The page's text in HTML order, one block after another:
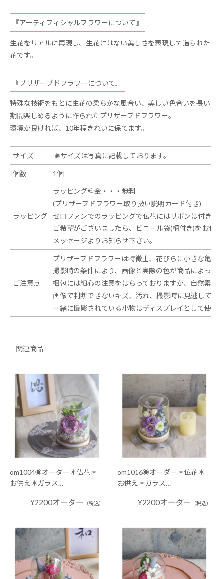
『アーティフィシャルフラワーについて』
生花をリアルに再現し、生花にはない美しさを表現して造られた
花です。
『プリザーブドフラワーについて』
特殊な技術をもとに生花の柔らかな風合い、美しい色合いを長い
期間楽しめるように作られたプリザーブドフラワー。
環境が良ければ、10年程きれいに保てます。
サイズ ✺サイズは写真に記載しております。
個数 1個
ラッピング
ラッピング料金・・・無料
(プリザーブドフラワー取り扱い説明カード付き)
セロファンでのラッピングで仏花にはリボンは付きま
ご希望がございましたら、ビニール袋(柄付き)をお付
メッセージよりお知らせ下さい。
ご注意点
プリザーブドフラワーは特徴上、花びらに小さな亀
撮影時の条件により、画像と実際の色が商品によって
梱包には細心の注意をはらっておりますが、自然素
画像で判断できないキズ、汚れ、撮影時に見逃して
一緒に撮影されている小物はディスプレイとして使用
関連商品
om1004◉オーダー＊仏花＊
お供え＊ガラス…
¥2200オーダー （税込）
om1016◉オーダー＊仏花＊
お供え＊ガラス…
¥2200オーダー （税込）